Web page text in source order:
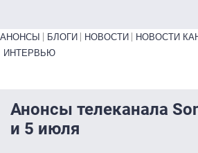
Primary links bottom
АНОНСЫ БЛОГИ НОВОСТИ НОВОСТИ
ИНТЕРВЬЮ
Анонсы телеканала
и 5 июля